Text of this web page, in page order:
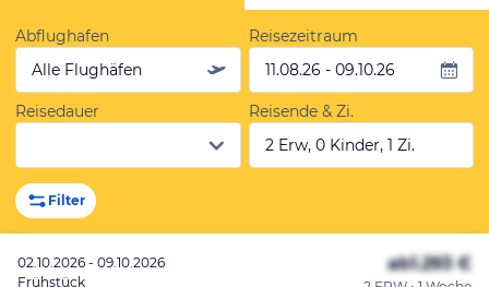
Abflughafen
Alle Flughäfen
Reisezeitraum
11.08.26 - 09.10.26
Reisedauer
Reisende & Zi.
2 Erw, 0 Kinder, 1 Zi.
Filter
02.10.2026 - 09.10.2026
Frühstück
ab1.293 €